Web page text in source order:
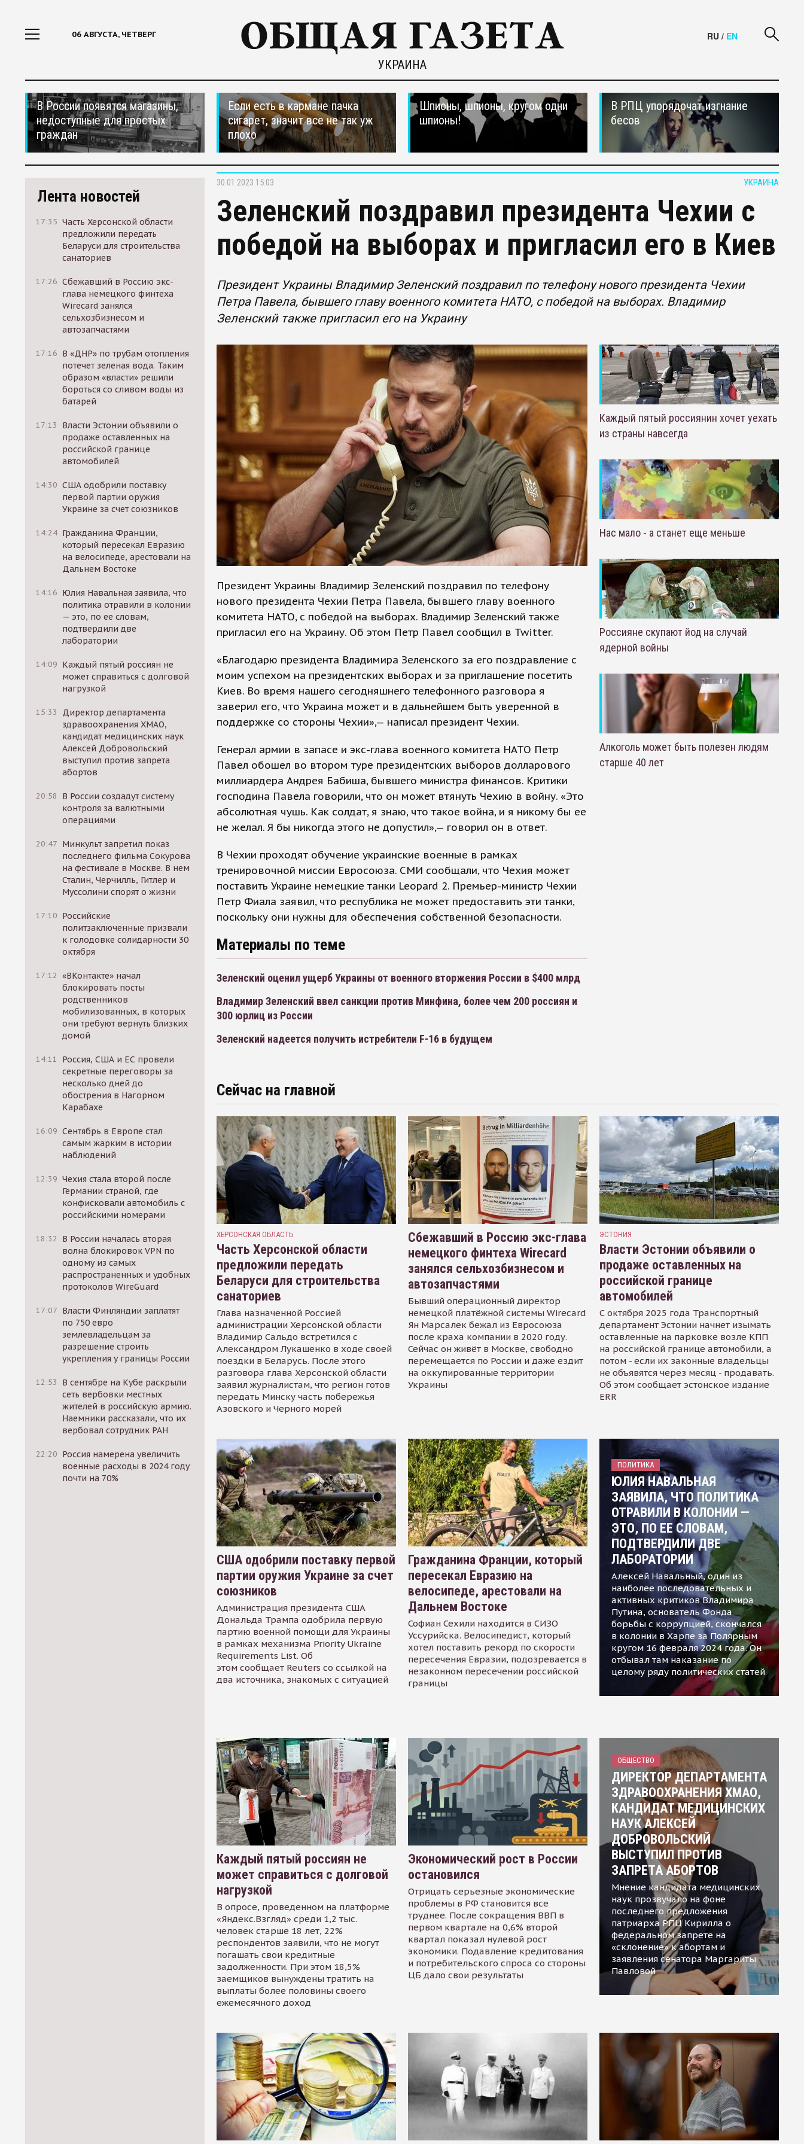
06 АВГУСТА, ЧЕТВЕРГ
УКРАИНА
RU / EN
В России появятся магазины,
недоступные для простых
граждан
Если есть в кармане пачка
сигарет, значит все не так уж
плохо
Шпионы, шпионы, кругом одни
шпионы!
В РПЦ упорядочат изгнание
бесов
Лента новостей
17:35 Часть Херсонской области
предложили передать
Беларуси для строительства
санаториев
17:26 Сбежавший в Россию экс-
глава немецкого финтеха
Wirecard занялся
сельхозбизнесом и
автозапчастями
17:16 В «ДНР» по трубам отопления
потечет зеленая вода. Таким
образом «власти» решили
бороться со сливом воды из
батарей
17:13
Власти Эстонии объявили о
продаже оставленных на
российской границе
автомобилей
14:30 США одобрили поставку
первой партии оружия
Украине за счет союзников
14:24 Гражданина Франции,
который пересекал Евразию
на велосипеде, арестовали на
Дальнем Востоке
14:16 Юлия Навальная заявила, что
политика отравили в колонии
— это, по ее словам,
подтвердили две
лаборатории
14:09 Каждый пятый россиян не
может справиться с долговой
нагрузкой
15:33
Директор департамента
здравоохранения ХМАО,
кандидат медицинских наук
Алексей Добровольский
выступил против запрета
абортов
20:58
В России создадут систему
контроля за валютными
операциями
20:47 Минкульт запретил показ
последнего фильма Сокурова
на фестивале в Москве. В нем
Сталин, Черчилль, Гитлер и
Муссолини спорят о жизни
17:10 Российские
политзаключенные призвали
к голодовке солидарности 30
октября
17:12 «ВКонтакте» начал
блокировать посты
родственников
мобилизованных, в которых
они требуют вернуть близких
домой
14:11
Россия, США и ЕС провели
секретные переговоры за
несколько дней до
обострения в Нагорном
Карабахе
16:09 Сентябрь в Европе стал
самым жарким в истории
наблюдений
12:39 Чехия стала второй после
Германии страной, где
конфисковали автомобиль с
российскими номерами
18:32
В России началась вторая
волна блокировок VPN по
одному из самых
распространенных и удобных
протоколов WireGuard
17:07 Власти Финляндии заплатят
по 750 евро
землевладельцам за
разрешение строить
укрепления у границы России
12:53
В сентябре на Кубе раскрыли
сеть вербовки местных
жителей в российскую армию.
Наемники рассказали, что их
вербовал сотрудник РАН
22:20 Россия намерена увеличить
военные расходы в 2024 году
почти на 70%
УКРАИНА
30.01.2023 15:03
Зеленский поздравил президента Чехии с
победой на выборах и пригласил его в Киев
Президент Украины Владимир Зеленский поздравил по телефону нового президента Чехии
Петра Павела, бывшего главу военного комитета НАТО, с победой на выборах. Владимир
Зеленский также пригласил его на Украину
Президент Украины Владимир Зеленский поздравил по телефону
нового президента Чехии Петра Павела, бывшего главу военного
комитета НАТО, с победой на выборах. Владимир Зеленский также
пригласил его на Украину. Об этом Петр Павел сообщил в Twitter.
«Благодарю президента Владимира Зеленского за его поздравление с
моим успехом на президентских выборах и за приглашение посетить
Киев. Во время нашего сегодняшнего телефонного разговора я
заверил его, что Украина может и в дальнейшем быть уверенной в
поддержке со стороны Чехии»,— написал президент Чехии.
Генерал армии в запасе и экс-глава военного комитета НАТО Петр
Павел обошел во втором туре президентских выборов долларового
миллиардера Андрея Бабиша, бывшего министра финансов. Критики
господина Павела говорили, что он может втянуть Чехию в войну. «Это
абсолютная чушь. Как солдат, я знаю, что такое война, и я никому бы ее
не желал. Я бы никогда этого не допустил»,— говорил он в ответ.
В Чехии проходят обучение украинские военные в рамках
тренировочной миссии Евросоюза. СМИ сообщали, что Чехия может
поставить Украине немецкие танки Leopard 2. Премьер-министр Чехии
Петр Фиала заявил, что республика не может предоставить эти танки,
поскольку они нужны для обеспечения собственной безопасности.
Материалы по теме
Зеленский оценил ущерб Украины от военного вторжения России в $400 млрд
Владимир Зеленский ввел санкции против Минфина, более чем 200 россиян и
300 юрлиц из России
Зеленский надеется получить истребители F-16 в будущем
Каждый пятый россиянин хочет уехать
из страны навсегда
Нас мало - а станет еще меньше
Россияне скупают йод на случай
ядерной войны
Алкоголь может быть полезен людям
старше 40 лет
Сейчас на главной
ХЕРСОНСКАЯ ОБЛАСТЬ
Часть Херсонской области
предложили передать
Беларуси для строительства
санаториев
Глава назначенной Россией
администрации Херсонской области
Владимир Сальдо встретился с
Александром Лукашенко в ходе своей
поездки в Беларусь. После этого
разговора глава Херсонской области
заявил журналистам, что регион готов
передать Минску часть побережья
Азовского и Черного морей
Сбежавший в Россию экс-глава
немецкого финтеха Wirecard
занялся сельхозбизнесом и
автозапчастями
Бывший операционный директор
немецкой платёжной системы Wirecard
Ян Марсалек бежал из Евросоюза
после краха компании в 2020 году.
Сейчас он живёт в Москве, свободно
перемещается по России и даже ездит
на оккупированные территории
Украины
ЭСТОНИЯ
Власти Эстонии объявили о
продаже оставленных на
российской границе
автомобилей
С октября 2025 года Транспортный
департамент Эстонии начнет изымать
оставленные на парковке возле КПП
на российской границе автомобили, а
потом - если их законные владельцы
не объявятся через месяц - продавать.
Об этом сообщает эстонское издание
ERR
США одобрили поставку первой
партии оружия Украине за счет
союзников
Администрация президента США
Дональда Трампа одобрила первую
партию военной помощи для Украины
в рамках механизма Priority Ukraine
Requirements List. Об
этом сообщает Reuters со ссылкой на
два источника, знакомых с ситуацией
Гражданина Франции, который
пересекал Евразию на
велосипеде, арестовали на
Дальнем Востоке
Софиан Сехили находится в СИЗО
Уссурийска. Велосипедист, который
хотел поставить рекорд по скорости
пересечения Евразии, подозревается в
незаконном пересечении российской
границы
ПОЛИТИКА
ЮЛИЯ НАВАЛЬНАЯ
ЗАЯВИЛА, ЧТО ПОЛИТИКА
ОТРАВИЛИ В КОЛОНИИ —
ЭТО, ПО ЕЕ СЛОВАМ,
ПОДТВЕРДИЛИ ДВЕ
ЛАБОРАТОРИИ
Алексей Навальный, один из
наиболее последовательных и
активных критиков Владимира
Путина, основатель Фонда
борьбы с коррупцией, скончался
в колонии в Харпе за Полярным
кругом 16 февраля 2024 года. Он
отбывал там наказание по
целому ряду политических статей
Каждый пятый россиян не
может справиться с долговой
нагрузкой
В опросе, проведенном на платформе
«Яндекс.Взгляд» среди 1,2 тыс.
человек старше 18 лет, 22%
респондентов заявили, что не могут
погашать свои кредитные
задолженности. При этом 18,5%
заемщиков вынуждены тратить на
выплаты более половины своего
ежемесячного доход
Экономический рост в России
остановился
Отрицать серьезные экономические
проблемы в РФ становится все
труднее. После сокращения ВВП в
первом квартале на 0,6% второй
квартал показал нулевой рост
экономики. Подавление кредитования
и потребительского спроса со стороны
ЦБ дало свои результаты
ОБЩЕСТВО
ДИРЕКТОР ДЕПАРТАМЕНТА
ЗДРАВООХРАНЕНИЯ ХМАО,
КАНДИДАТ МЕДИЦИНСКИХ
НАУК АЛЕКСЕЙ
ДОБРОВОЛЬСКИЙ
ВЫСТУПИЛ ПРОТИВ
ЗАПРЕТА АБОРТОВ
Мнение кандидата медицинских
наук прозвучало на фоне
последнего предложения
патриарха РПЦ Кирилла о
федеральном запрете на
«склонение» к абортам и
заявления сенатора Маргариты
Павловой